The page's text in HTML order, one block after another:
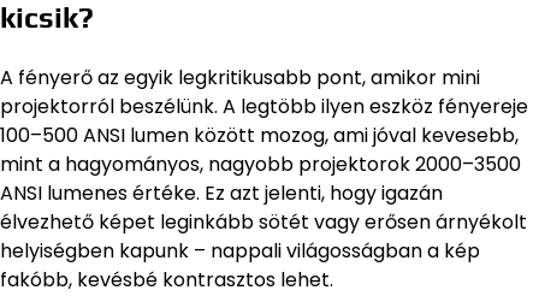
kicsik?
A fényerő az egyik legkritikusabb pont, amikor mini
projektorról beszélünk. A legtöbb ilyen eszköz fényereje
100–500 ANSI lumen között mozog, ami jóval kevesebb,
mint a hagyományos, nagyobb projektorok 2000–3500
ANSI lumenes értéke. Ez azt jelenti, hogy igazán
élvezhető képet leginkább sötét vagy erősen árnyékolt
helyiségben kapunk – nappali világosságban a kép
fakóbb, kevésbé kontrasztos lehet.